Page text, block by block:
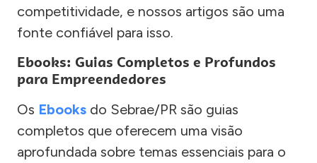
competitividade, e nossos artigos são uma
fonte confiável para isso.
Ebooks: Guias Completos e Profundos
para Empreendedores
Os Ebooks do Sebrae/PR são guias
completos que oferecem uma visão
aprofundada sobre temas essenciais para o